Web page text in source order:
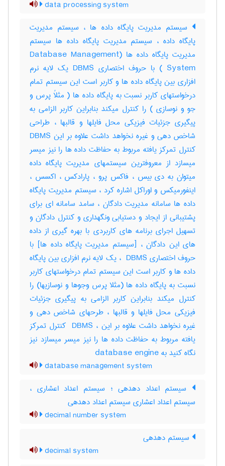
data processing system
سیستم مدیریت پایگاه داده ها ، سیستم مدیریت
پایگاه داده ، سیستم مدیریت پایگاه داده ها سیستم
مدیریت پایگاه داده ها (Database Management
System ) با حروف اختصاری DBMS یک لایه نرم
افزاری بین پایگاه داده ها و کاربر است این سیستم تمام
درخواستهای کاربر نسبت به پایگاه داده ها ( مثلاً پرس و
جو و نوسازی ) را کنترل میکند بنابراین کاربر الزامی به
پیگیری جزئیات فیزیکی محل فایلها و قالبها ، طراحی
شاخص دهی و غیره نخواهد داشت علاوه بر این DBMS
کنترل تمرکز یافته مربوط به حفاظت داده ها را نیز میسر
میسازد از معروفترین سیستمهای مدیریت پایگاه داده
میتوان به دی بیس ، فاکس پرو ، پارادکس ، اکسس ،
اینفورمیکس و اوراکل اشاره کرد ، سیستم مدیریت پایگاه
داده ها سامانه مدیریت دادگان ، سامد سامانه ای برای
پشتیبانی از ایجاد و دستیابی ونگهداری و کنترل دادگان و
تسهیل اجرای برنامه های کاربردی با بهره گیری از داده
های این دادگان ، [سیستم مدیریت پایگاه داده ها] با
حروف اختصاری ‎ DBMS ، یک لایه نرم افزاری بین پایگاه
داده ها و کاربر است این سیستم تمام درخواستهای کاربر
نسبت به پایگاه داده ها (مثلا پرس وجوها و نوسازیها) را
کنترل میکند بنابراین کاربر الزامی به پیگیری جزئیات
فیزیکی محل فایلها و قالبها ، طرحهای شاخص دهی و
غیره نخواهد داشت علاوه بر این ، ‎ DBMS کنترل تمرکز
یافته مربوط به حفاظت داده ها را نیز میسر میسازد نیز
نگاه کنید به ‎ database engine
database management system
سیستم اعداد دهدهی ؛ سیستم اعداد اعشاری ،
سیستم اعداد اعشاری سیستم اعداد دهدهی
decimal number system
سیستم دهدهی
decimal system